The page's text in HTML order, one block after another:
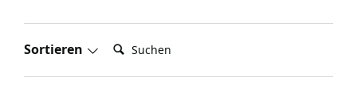
Sortieren Suchen: